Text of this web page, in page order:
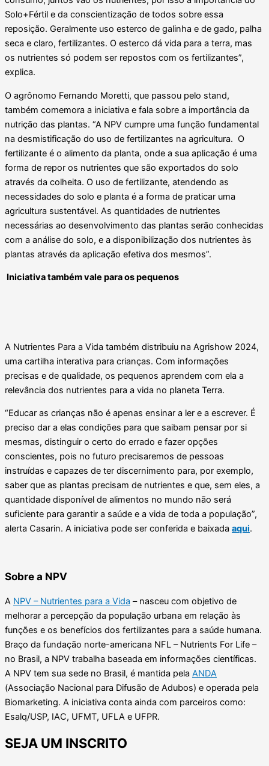
Solo+Fértil e da conscientização de todos sobre essa
reposição. Geralmente uso esterco de galinha e de gado, palha
seca e claro, fertilizantes. O esterco dá vida para a terra, mas
os nutrientes só podem ser repostos com os fertilizantes”,
explica.
O agrônomo Fernando Moretti, que passou pelo stand,
também comemora a iniciativa e fala sobre a importância da
nutrição das plantas. “A NPV cumpre uma função fundamental
na desmistificação do uso de fertilizantes na agricultura. O
fertilizante é o alimento da planta, onde a sua aplicação é uma
forma de repor os nutrientes que são exportados do solo
através da colheita. O uso de fertilizante, atendendo as
necessidades do solo e planta é a forma de praticar uma
agricultura sustentável. As quantidades de nutrientes
necessárias ao desenvolvimento das plantas serão conhecidas
com a análise do solo, e a disponibilização dos nutrientes às
plantas através da aplicação efetiva dos mesmos”.
Iniciativa também vale para os pequenos
A Nutrientes Para a Vida também distribuiu na Agrishow 2024,
uma cartilha interativa para crianças. Com informações
precisas e de qualidade, os pequenos aprendem com ela a
relevância dos nutrientes para a vida no planeta Terra.
“Educar as crianças não é apenas ensinar a ler e a escrever. É
preciso dar a elas condições para que saibam pensar por si
mesmas, distinguir o certo do errado e fazer opções
conscientes, pois no futuro precisaremos de pessoas
instruídas e capazes de ter discernimento para, por exemplo,
saber que as plantas precisam de nutrientes e que, sem eles, a
quantidade disponível de alimentos no mundo não será
suficiente para garantir a saúde e a vida de toda a população”,
alerta Casarin. A iniciativa pode ser conferida e baixada aqui.
Sobre a NPV
A NPV – Nutrientes para a Vida – nasceu com objetivo de
melhorar a percepção da população urbana em relação às
funções e os benefícios dos fertilizantes para a saúde humana.
Braço da fundação norte-americana NFL – Nutrients For Life –
no Brasil, a NPV trabalha baseada em informações científicas.
A NPV tem sua sede no Brasil, é mantida pela ANDA
(Associação Nacional para Difusão de Adubos) e operada pela
Biomarketing. A iniciativa conta ainda com parceiros como:
Esalq/USP, IAC, UFMT, UFLA e UFPR.
SEJA UM INSCRITO